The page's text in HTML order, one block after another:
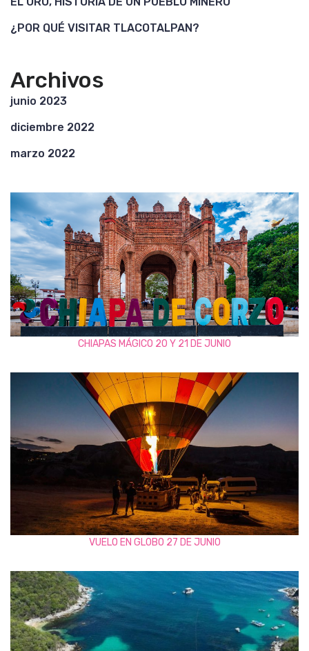
¿POR QUÉ VISITAR TLACOTALPAN?
Archivos
junio 2023
diciembre 2022
marzo 2022
CHIAPAS MÁGICO 20 Y 21 DE JUNIO
VUELO EN GLOBO 27 DE JUNIO